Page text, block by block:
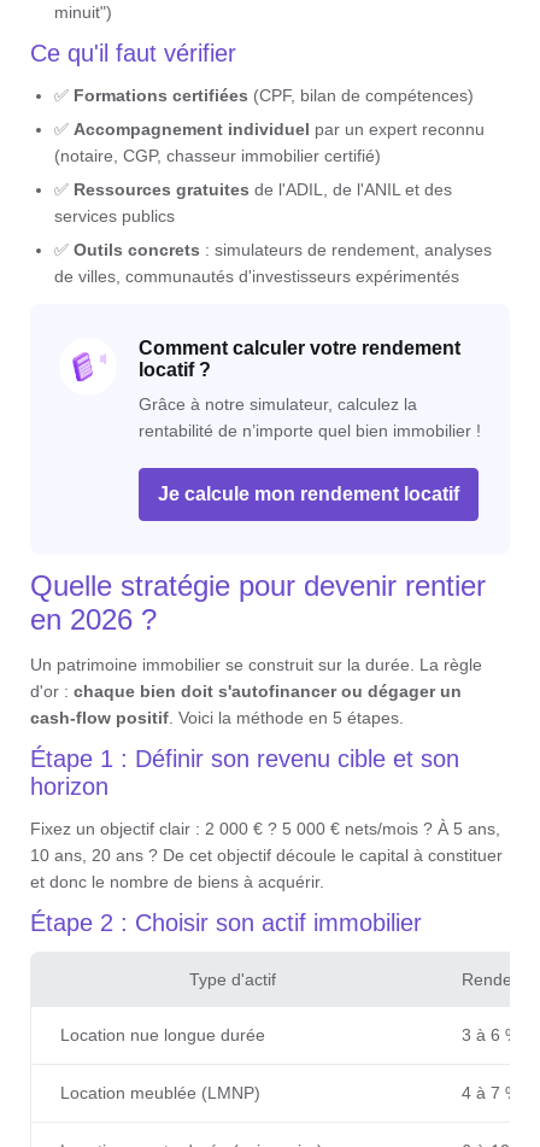
minuit")
Ce qu'il faut vérifier
✅ Formations certifiées (CPF, bilan de compétences)
✅ Accompagnement individuel par un expert reconnu
(notaire, CGP, chasseur immobilier certifié)
✅ Ressources gratuites de l'ADIL, de l'ANIL et des
services publics
✅ Outils concrets : simulateurs de rendement, analyses
de villes, communautés d'investisseurs expérimentés
Comment calculer votre rendement
locatif ?
Grâce à notre simulateur, calculez la
rentabilité de n’importe quel bien immobilier !
Je calcule mon rendement locatif
Quelle stratégie pour devenir rentier
en 2026 ?
Un patrimoine immobilier se construit sur la durée. La règle
d'or : chaque bien doit s'autofinancer ou dégager un
cash-flow positif . Voici la méthode en 5 étapes.
Étape 1 : Définir son revenu cible et son
horizon
Fixez un objectif clair : 2 000 € ? 5 000 € nets/mois ? À 5 ans,
10 ans, 20 ans ? De cet objectif découle le capital à constituer
et donc le nombre de biens à acquérir.
Étape 2 : Choisir son actif immobilier
Type d'actif
Location nue longue durée 3 à 6 %
Location meublée (LMNP) 4 à 7 %